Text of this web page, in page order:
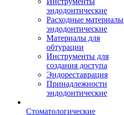
эндодонтические
Расходные материалы
эндодонтические
Материалы для
обтурации
Инструменты для
создания доступа
Эндореставрация
Принадлежности
эндодонтические
Стоматологические